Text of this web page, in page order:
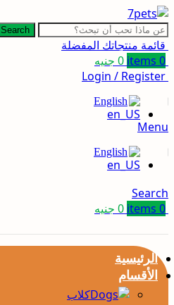
Search
قائمة منتجاتك المفضلة
0
items
0 جنيه
Login / Register
English
Menu
English
Search
0
items
0 جنيه
الرئيسية
الأقسام
كلاب